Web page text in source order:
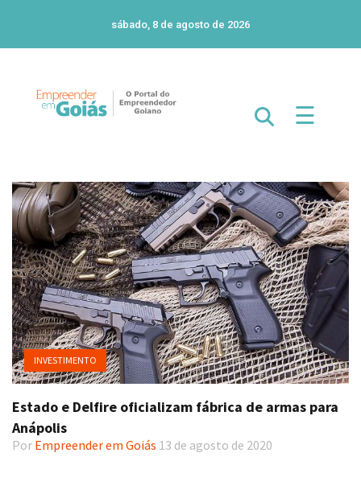
sábado, 8 de agosto de 2026
☰
INVESTIMENTO
Estado e Delfire oficializam fábrica de armas para
Anápolis
Por Empreender em Goiás 13 de agosto de 2020